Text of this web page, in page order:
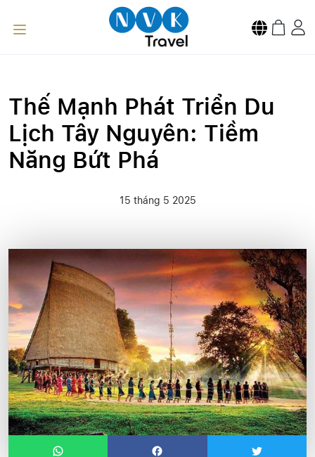
Thế Mạnh Phát Triển Du
Lịch Tây Nguyên: Tiềm
Năng Bứt Phá
15 tháng 5 2025